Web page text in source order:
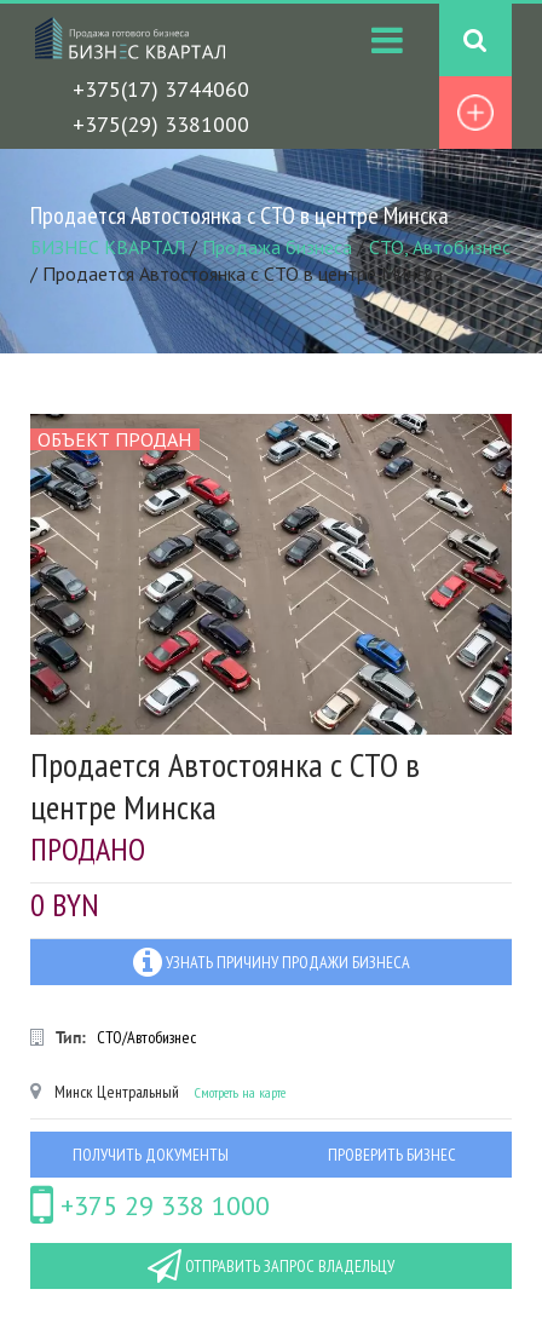
+375(17) 3744060
+375(29) 3381000
Продается Автостоянка с СТО в центре Минска
БИЗНЕС КВАРТАЛ/Продажа бизнеса/СТО, Автобизнес
/ Продается Автостоянка с СТО в центре Минска
ОБЪЕКТ ПРОДАН
Продается Автостоянка с СТО в
центре Минска
ПРОДАНО
0 BYN
УЗНАТЬ ПРИЧИНУ ПРОДАЖИ БИЗНЕСА
Тип: СТО/Автобизнес
МинскЦентральный Смотреть на карте
ПОЛУЧИТЬ ДОКУМЕНТЫ ПРОВЕРИТЬ БИЗНЕС
+375 29 338 1000
ОТПРАВИТЬ ЗАПРОС ВЛАДЕЛЬЦУ